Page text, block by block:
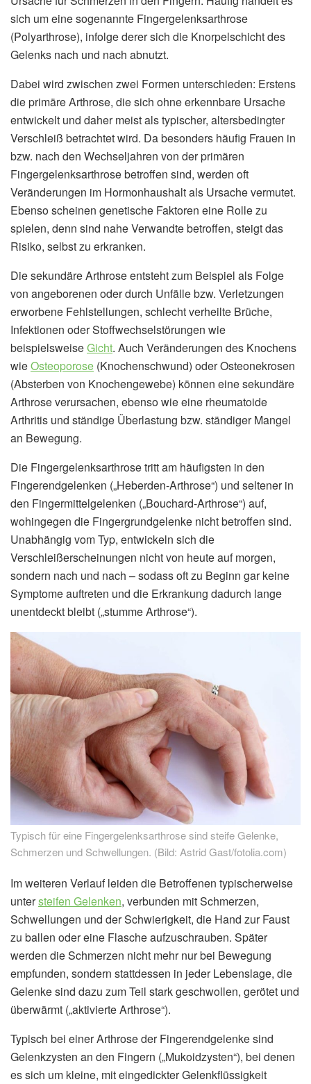
sich um eine sogenannte Fingergelenksarthrose
(Polyarthrose), infolge derer sich die Knorpelschicht des
Gelenks nach und nach abnutzt.
Dabei wird zwischen zwei Formen unterschieden: Erstens
die primäre Arthrose, die sich ohne erkennbare Ursache
entwickelt und daher meist als typischer, altersbedingter
Verschleiß betrachtet wird. Da besonders häufig Frauen in
bzw. nach den Wechseljahren von der primären
Fingergelenksarthrose betroffen sind, werden oft
Veränderungen im Hormonhaushalt als Ursache vermutet.
Ebenso scheinen genetische Faktoren eine Rolle zu
spielen, denn sind nahe Verwandte betroffen, steigt das
Risiko, selbst zu erkranken.
Die sekundäre Arthrose entsteht zum Beispiel als Folge
von angeborenen oder durch Unfälle bzw. Verletzungen
erworbene Fehlstellungen, schlecht verheilte Brüche,
Infektionen oder Stoffwechselstörungen wie
beispielsweiseGicht. Auch Veränderungen des Knochens
wieOsteoporose (Knochenschwund) oder Osteonekrosen
(Absterben von Knochengewebe) können eine sekundäre
Arthrose verursachen, ebenso wie eine rheumatoide
Arthritis und ständige Überlastung bzw. ständiger Mangel
an Bewegung.
Die Fingergelenksarthrose tritt am häufigsten in den
Fingerendgelenken („Heberden-Arthrose“) und seltener in
den Fingermittelgelenken („Bouchard-Arthrose“) auf,
wohingegen die Fingergrundgelenke nicht betroffen sind.
Unabhängig vom Typ, entwickeln sich die
Verschleißerscheinungen nicht von heute auf morgen,
sondern nach und nach – sodass oft zu Beginn gar keine
Symptome auftreten und die Erkrankung dadurch lange
unentdeckt bleibt („stumme Arthrose“).
Typisch für eine Fingergelenksarthrose sind steife Gelenke,
Schmerzen und Schwellungen. (Bild: Astrid Gast/fotolia.com)
Im weiteren Verlauf leiden die Betroffenen typischerweise
untersteifen Gelenken, verbunden mit Schmerzen,
Schwellungen und der Schwierigkeit, die Hand zur Faust
zu ballen oder eine Flasche aufzuschrauben. Später
werden die Schmerzen nicht mehr nur bei Bewegung
empfunden, sondern stattdessen in jeder Lebenslage, die
Gelenke sind dazu zum Teil stark geschwollen, gerötet und
überwärmt („aktivierte Arthrose“).
Typisch bei einer Arthrose der Fingerendgelenke sind
Gelenkzysten an den Fingern („Mukoidzysten“), bei denen
es sich um kleine, mit eingedickter Gelenkflüssigkeit